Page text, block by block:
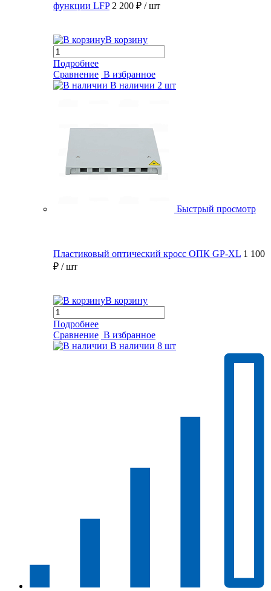
функции LFP 2 200 ₽ / шт
В корзину
Подробнее
Сравнение В избранное
В наличии 2 шт
Быстрый просмотр
Пластиковый оптический кросс ОПК GP-XL 1 100
₽ / шт
В корзину
Подробнее
Сравнение В избранное
В наличии 8 шт